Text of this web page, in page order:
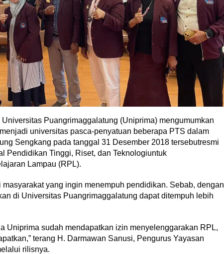
Puangrimaggalatung (Uniprima) mengumumkan
universitas pasca-penyatuan beberapa PTS dalam
Sengkang pada tanggal 31 Desember 2018 tersebutresmi
Pendidikan Tinggi, Riset, dan Teknologiuntuk
Lampau (RPL).
yang ingin menempuh pendidikan. Sebab, dengan
di Universitas Puangrimaggalatung dapat ditempuh lebih
Uniprima sudah mendapatkan izin menyelenggarakan RPL,
terang H. Darmawan Sanusi, Pengurus Yayasan
rilisnya.